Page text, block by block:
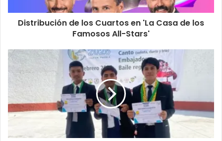
Distribución de los Cuartos en 'La Casa de los
Famosos All-Stars'